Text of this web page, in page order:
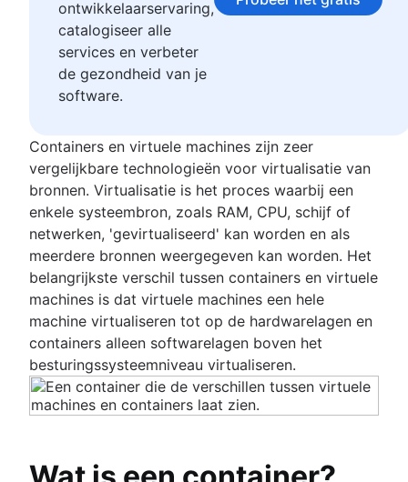
en agile methoden bij grote ondernemingen.
Tijdens zijn carrière heeft hij met succes
enterprise softwareontwikkelingstools beheerd in
alle fases van hun levenscyclus, van begin tot
eind. Ook was hij de motor achter
en klanttevredenheid. Hij heeft agile teams met
meerdere nationaliteiten onder zijn leiding
opgericht. Voor deze teams was zelfsturing en
zelforganisatie erg belangrijk. Wanneer hij geen
presentaties geeft of codeert, is hij waarschijnlijk
bezig met een van zijn passies als parsers,
metaprogramming en domeinspecifieke talen.
ontwikkelaarservaring,
catalogiseer alle
services en verbeter
de gezondheid van je
software.
Containers en virtuele machines zijn zeer
vergelijkbare technologieën voor virtualisatie van
bronnen. Virtualisatie is het proces waarbij een
enkele systeembron, zoals RAM, CPU, schijf of
netwerken, 'gevirtualiseerd' kan worden en als
meerdere bronnen weergegeven kan worden. Het
belangrijkste verschil tussen containers en virtuele
machines is dat virtuele machines een hele
machine virtualiseren tot op de hardwarelagen en
containers alleen softwarelagen boven het
besturingssysteemniveau virtualiseren.